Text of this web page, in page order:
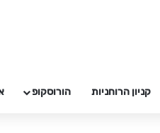
קניון הרוחניות הורוסקופ